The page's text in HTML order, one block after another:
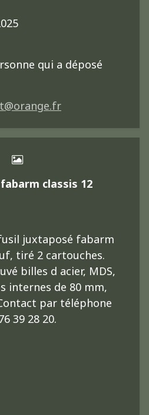
qui a déposé
classis 12
juxtaposé fabarm
tiré 2 cartouches.
billes d acier, MDS,
internes de 80 mm,
par téléphone
39 28 20.